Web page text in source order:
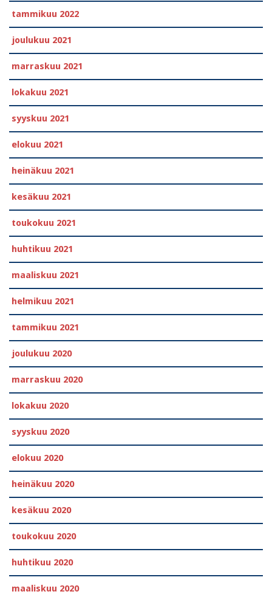
tammikuu 2022
joulukuu 2021
marraskuu 2021
lokakuu 2021
syyskuu 2021
elokuu 2021
heinäkuu 2021
kesäkuu 2021
toukokuu 2021
huhtikuu 2021
maaliskuu 2021
helmikuu 2021
tammikuu 2021
joulukuu 2020
marraskuu 2020
lokakuu 2020
syyskuu 2020
elokuu 2020
heinäkuu 2020
kesäkuu 2020
toukokuu 2020
huhtikuu 2020
maaliskuu 2020